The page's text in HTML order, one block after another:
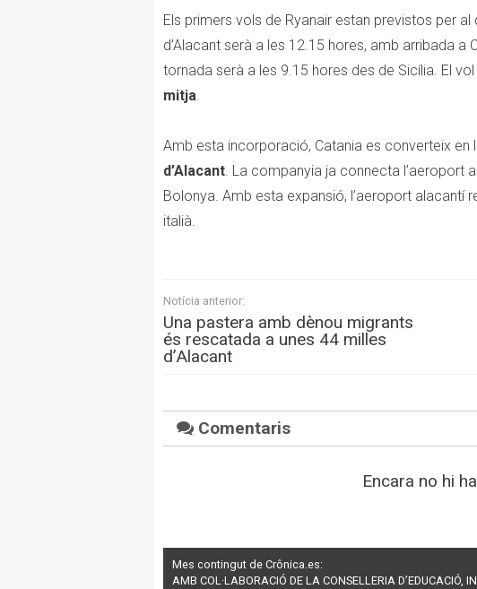
Els primers vols de Ryanair estan previstos per al
d’Alacant serà a les 12.15 hores, amb arribada
tornada serà a les 9.15 hores des de Sicília. El
mitja.
Amb esta incorporació, Catania es converteix en
d’Alacant. La companyia ja connecta l’aeroport
Bolonya. Amb esta expansió, l’aeroport alacantí
italià.
Notícia anterior:
Una pastera amb dènou migrants
és rescatada a unes 44 milles
d’Alacant
Comentaris
Encara no hi
Mes contingut de Crônica.es:
AMB COL·LABORACIÓ DE LA CONSELLERIA D’EDUCACIÓ,